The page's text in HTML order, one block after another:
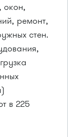
окон,
ремонт,
стен.
в 225